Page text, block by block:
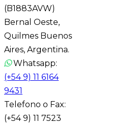
(B1883AVW)
Bernal Oeste,
Quilmes Buenos
Aires, Argentina.
Whatsapp:
(+54 9) 11 6164
9431
Telefono o Fax:
(+54 9) 11 7523